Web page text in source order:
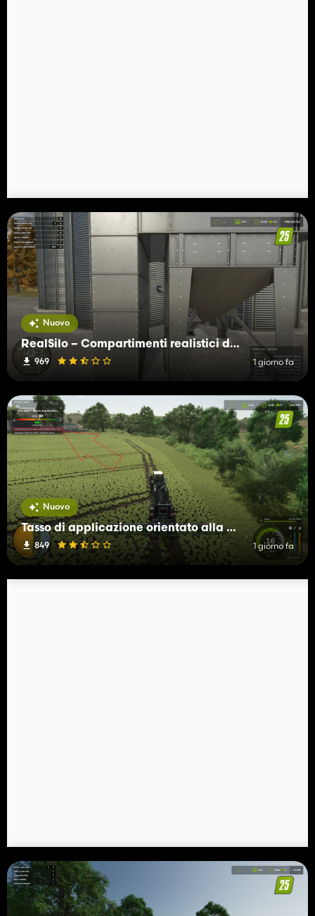
Nuovo
RealSilo – Compartimenti realistici del silo
969 1 giorno fa
Nuovo
Tasso di applicazione orientato alla domanda
849 1 giorno fa